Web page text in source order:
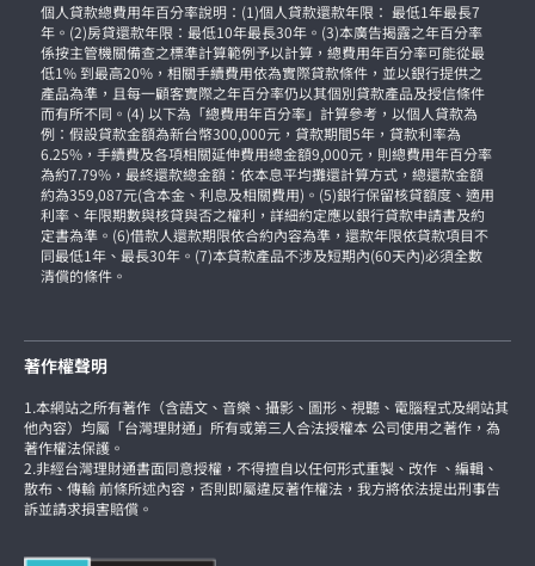
個人貸款總費用年百分率說明：(1)個人貸款還款年限： 最低1年最長7
年。(2)房貸還款年限：最低10年最長30年。(3)本廣告揭露之年百分率
係按主管機關備查之標準計算範例予以計算，總費用年百分率可能從最
低1% 到最高20%，相關手續費用依為實際貸款條件，並以銀行提供之
產品為準，且每一顧客實際之年百分率仍以其個別貸款產品及授信條件
而有所不同。(4) 以下為「總費用年百分率」計算參考，以個人貸款為
例：假設貸款金額為新台幣300,000元，貸款期間5年，貸款利率為
6.25%，手續費及各項相關延伸費用總金額9,000元，則總費用年百分率
為約7.79%，最終還款總金額：依本息平均攤還計算方式，總還款金額
約為359,087元(含本金、利息及相關費用)。(5)銀行保留核貸額度、適用
利率、年限期數與核貸與否之權利，詳細約定應以銀行貸款申請書及約
定書為準。(6)借款人還款期限依合約內容為準，還款年限依貸款項目不
同最低1年、最長30年。(7)本貸款產品不涉及短期內(60天內)必須全數
清償的條件。
著作權聲明
1.本網站之所有著作（含語文、音樂、攝影、圖形、視聽、電腦程式及網站其
他內容）均屬「台灣理財通」所有或第三人合法授權本 公司使用之著作，為
著作權法保護。
2.非經台灣理財通書面同意授權，不得擅自以任何形式重製、改作 、編輯、
散布、傳輸 前條所述內容，否則即屬違反著作權法，我方將依法提出刑事告
訴並請求損害賠償。